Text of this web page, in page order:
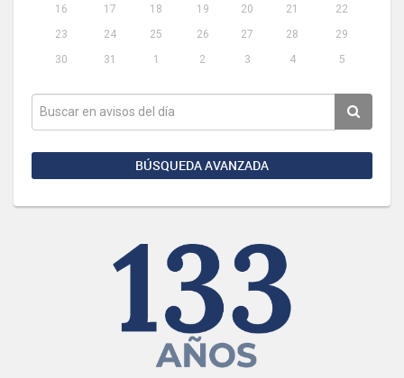
16
17 18 19 20 21
22
23
24 25 26 27 28
29
30
31 1 2 3 4 5
BÚSQUEDA AVANZADA